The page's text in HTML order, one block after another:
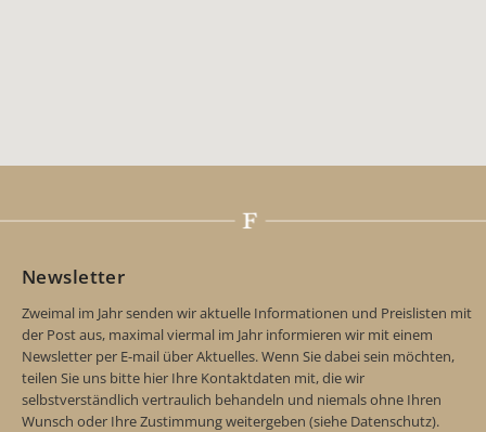
Newsletter
Zweimal im Jahr senden wir aktuelle Informationen und Preislisten mit
der Post aus, maximal viermal im Jahr informieren wir mit einem
Newsletter per E-mail über Aktuelles. Wenn Sie dabei sein möchten,
teilen Sie uns bitte hier Ihre Kontaktdaten mit, die wir
selbstverständlich vertraulich behandeln und niemals ohne Ihren
Wunsch oder Ihre Zustimmung weitergeben (siehe Datenschutz).